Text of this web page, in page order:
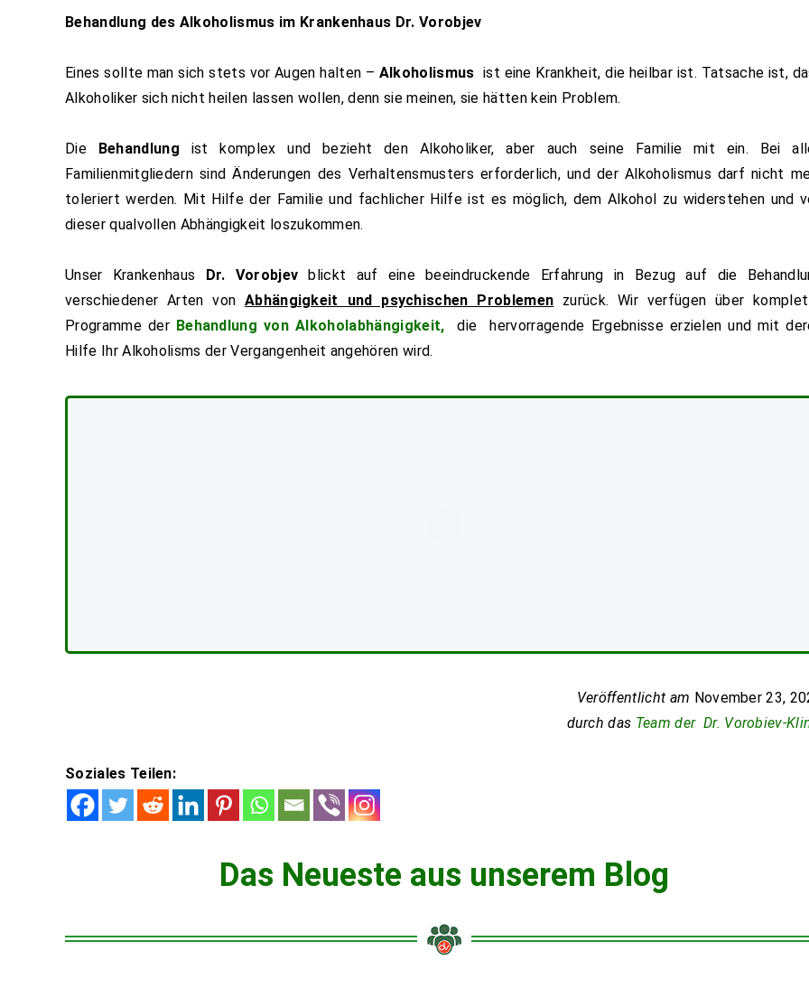
Behandlung des Alkoholismus im Krankenhaus Dr. Vorobjev
Eines sollte man sich stets vor Augen halten – Alkoholismus ist eine Krankheit, die heilbar ist. Tatsache ist,
Alkoholiker sich nicht heilen lassen wollen, denn sie meinen, sie hätten kein Problem.
DieBehandlung ist komplex und bezieht den Alkoholiker, aber auch seine Familie mit ein. Bei
Familienmitgliedern sind Änderungen des Verhaltensmusters erforderlich, und der Alkoholismus darf nicht
toleriert werden. Mit Hilfe der Familie und fachlicher Hilfe ist es möglich, dem Alkohol zu widerstehen und
dieser qualvollen Abhängigkeit loszukommen.
Unser Krankenhaus Dr. Vorobjev blickt auf eine beeindruckende Erfahrung in Bezug auf die
verschiedener Arten von Abhängigkeit und psychischen Problemen zurück. Wir verfügen über
Programme der Behandlung von Alkoholabhängigkeit,
die hervorragende Ergebnisse erzielen und mit
Hilfe Ihr Alkoholisms der Vergangenheit angehören wird.
Veröffentlicht am November 23,
durch das Team der Dr. Vorobiev-
Soziales Teilen:
Das Neueste aus unserem Blog